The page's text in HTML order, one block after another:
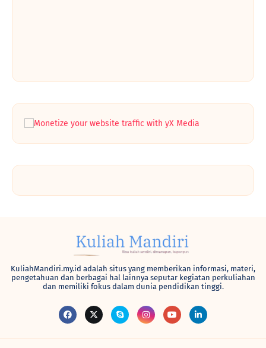
KuliahMandiri.my.id adalah situs yang memberikan informasi, materi,
pengetahuan dan berbagai hal lainnya seputar kegiatan perkuliahan
dan memiliki fokus dalam dunia pendidikan tinggi.